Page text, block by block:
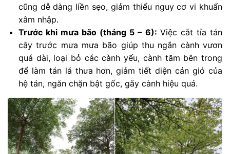
cũng dễ dàng liền sẹo, giảm thiểu nguy cơ vi khuẩn
xâm nhập.
Trước khi mưa bão (tháng 5 – 6): Việc cắt tỉa tán
cây trước mưa mưa bão giúp thu ngắn cành vươn
quá dài, loại bỏ các cành yếu, cành tăm bên trong
để làm tán lá thưa hơn, giảm tiết diện cản gió của
hệ tán, ngăn chặn bật gốc, gãy cành hiệu quả.